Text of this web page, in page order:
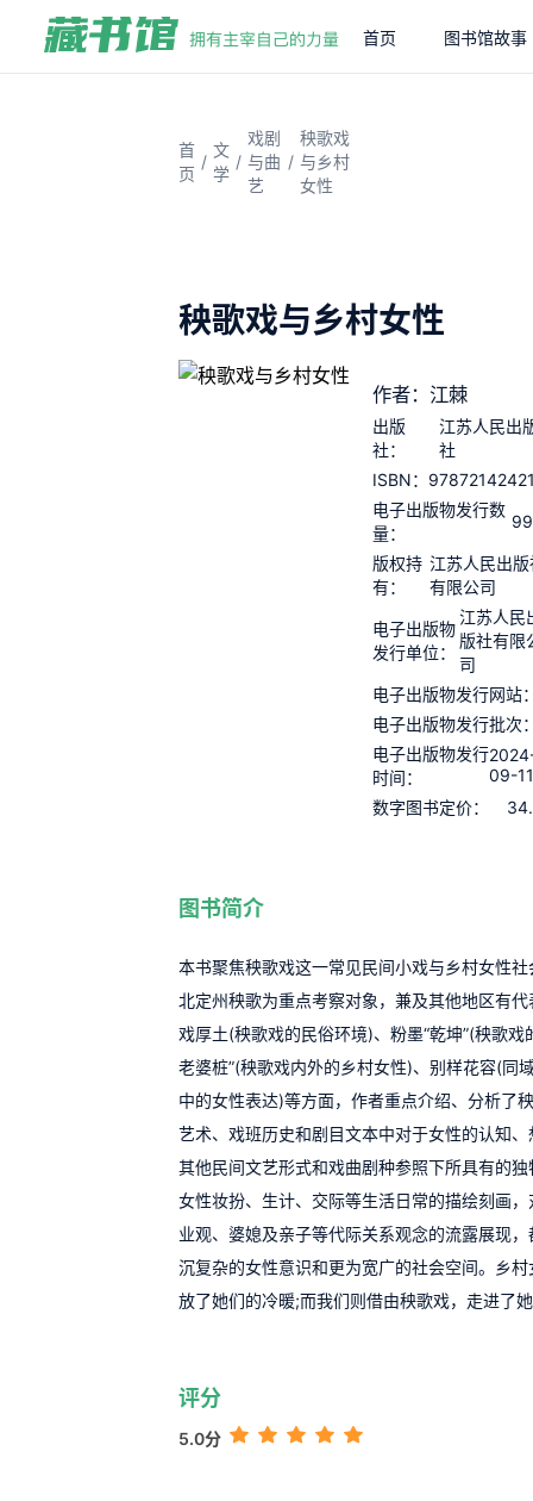
首页 图书馆故事
首
页
/
文
学
/
戏剧
与曲
艺
/
秧歌戏
与乡村
女性
秧歌戏与乡村女性
作者：江棘
出版
社：
江苏人民出
社
ISBN：
电子出版物发行数
量：
版权持
有：
江苏人民出版
有限公司
电子出版物
发行单位：
江苏人民
版社有限
司
电子出版物发行网站
电子出版物发行批次
电子出版物发行
时间：
09-
数字图书定价：
图书简介
本书聚焦秧歌戏这一常见民间小戏与乡村女性
北定州秧歌为重点考察对象，兼及其他地区有
戏厚土(秧歌戏的民俗环境)、粉墨“乾坤”(秧歌戏
老婆桩”(秧歌戏内外的乡村女性)、别样花容(同
中的女性表达)等方面，作者重点介绍、分析了
艺术、戏班历史和剧目文本中对于女性的认知
其他民间文艺形式和戏曲剧种参照下所具有的
女性妆扮、生计、交际等生活日常的描绘刻画
业观、婆媳及亲子等代际关系观念的流露展现
沉复杂的女性意识和更为宽广的社会空间。乡
放了她们的冷暖;而我们则借由秧歌戏，走进了
评分
5.0分